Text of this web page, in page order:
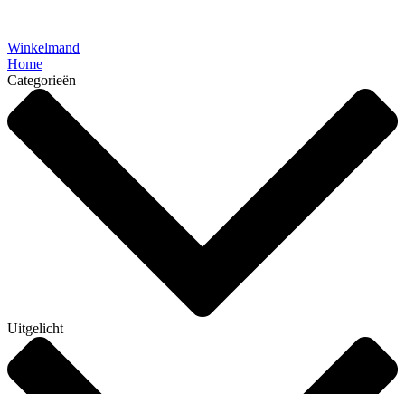
Winkelmand
Home
Categorieën
Uitgelicht